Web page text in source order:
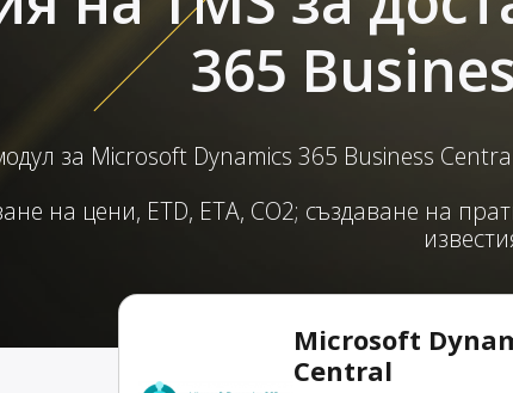
365
за Microsoft Dynamics 365 Business
на цени, ETD, ETA, CO2; създаване на
Microsoft
Central